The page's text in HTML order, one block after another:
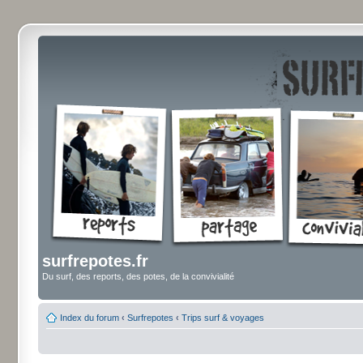
surfrepotes.fr
Du surf, des reports, des potes, de la convivialité
Index du forum ‹ Surfrepotes ‹ Trips surf & voyages